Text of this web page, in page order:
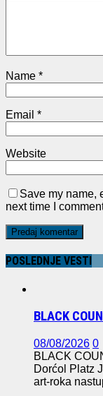
Name *
Email *
Website
Save my name,
next time I
POSLEDNJE VESTI
BLACK
08/08/2026 0
BLACK
Dorćol Platz
art-roka